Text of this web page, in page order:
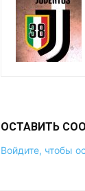
ОСТАВИТЬ
Войдите, чтобы